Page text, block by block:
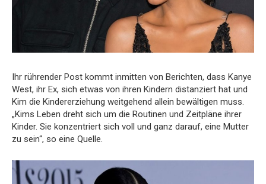
Ihr rührender Post kommt inmitten von Berichten, dass Kanye
West, ihr Ex, sich etwas von ihren Kindern distanziert hat und
Kim die Kindererziehung weitgehend allein bewältigen muss.
„Kims Leben dreht sich um die Routinen und Zeitpläne ihrer
Kinder. Sie konzentriert sich voll und ganz darauf, eine Mutter
zu sein“, so eine Quelle.